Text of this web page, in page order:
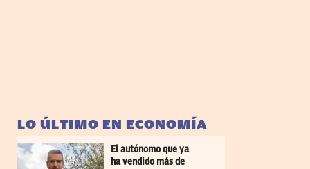
LO ÚLTIMO EN ECONOMÍA
El autónomo que ya
ha vendido más de